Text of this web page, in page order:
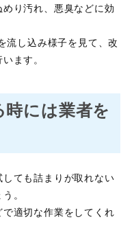
り汚れ、悪臭などに効
流し込み様子を見て、改
ます。
には業者を
ても詰まりが取れない
。
適切な作業をしてくれ